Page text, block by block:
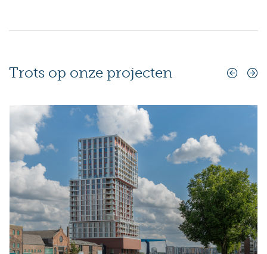
Trots op onze projecten